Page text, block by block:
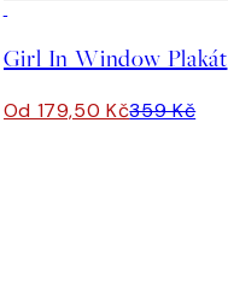
Girl In Window Plakát
Od 179,50 Kč359 Kč